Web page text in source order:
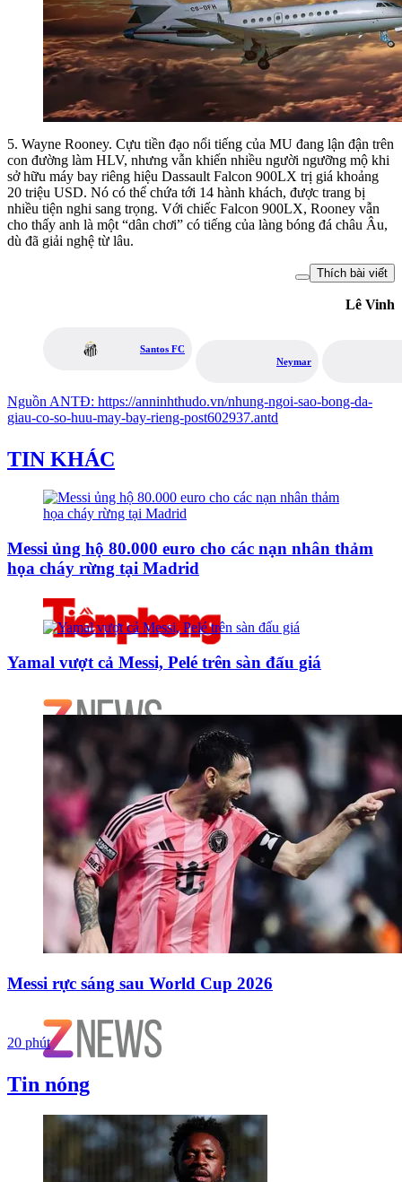
5. Wayne Rooney. Cựu tiền đạo nổi tiếng của MU đang lận đận trên
con đường làm HLV, nhưng vẫn khiến nhiều người ngưỡng mộ khi
sở hữu máy bay riêng hiệu Dassault Falcon 900LX trị giá khoảng
20 triệu USD. Nó có thể chứa tới 14 hành khách, được trang bị
nhiều tiện nghi sang trọng. Với chiếc Falcon 900LX, Rooney vẫn
cho thấy anh là một “dân chơi” có tiếng của làng bóng đá châu Âu,
dù đã giải nghệ từ lâu.
Thích bài viết
Lê Vinh
Santos FC
Neymar
Nguồn ANTĐ: https://anninhthudo.vn/nhung-ngoi-sao-bong-da-
giau-co-so-huu-may-bay-rieng-post602937.antd
TIN KHÁC
Messi ủng hộ 80.000 euro cho các nạn nhân thảm
họa cháy rừng tại Madrid
Yamal vượt cả Messi, Pelé trên sàn đấu giá
Messi rực sáng sau World Cup 2026
20 phút
Tin nóng